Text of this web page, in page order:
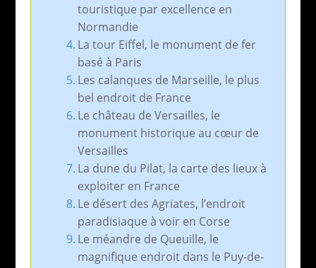
touristique par excellence en
Normandie
La tour Eiffel, le monument de fer
basé à Paris
Les calanques de Marseille, le plus
bel endroit de France
Le château de Versailles, le
monument historique au cœur de
Versailles
La dune du Pilat, la carte des lieux à
exploiter en France
Le désert des Agriates, l’endroit
paradisiaque à voir en Corse
Le méandre de Queuille, le
magnifique endroit dans le Puy-de-